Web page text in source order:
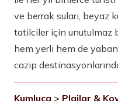
ve berrak suları, beyaz
tatilciler için unutulmaz
hem yerli hem de
cazip
Kumluca > Plajlar &